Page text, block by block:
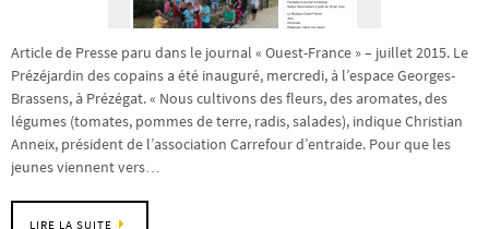
Article de Presse paru dans le journal « Ouest-France » – juillet 2015. Le
Prézéjardin des copains a été inauguré, mercredi, à l’espace Georges-
Brassens, à Prézégat. « Nous cultivons des fleurs, des aromates, des
légumes (tomates, pommes de terre, radis, salades), indique Christian
Anneix, président de l’association Carrefour d’entraide. Pour que les
jeunes viennent vers…
LIRE LA SUITE